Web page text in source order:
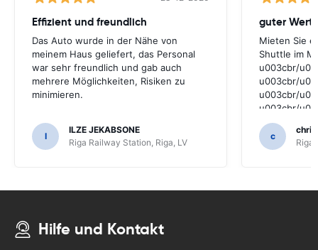
Effizient und freundlich
Das Auto wurde in der Nähe von
meinem Haus geliefert, das Personal
war sehr freundlich und gab auch
mehrere Möglichkeiten, Risiken zu
minimieren.
I
ILZE JEKABSONE
Riga Railway Station, Riga, LV
guter Wert
Mieten Sie
Shuttle im
u003cbr/
u003cbr/
u003cbr/
u003cbr/
u003cbr/
u003cbr/
u003cbr/
u003cbr/
c
Riga
Hilfe und Kontakt